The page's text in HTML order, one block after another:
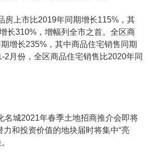
上市比2019年同期增长115%，其
长310%，增幅列全市之首。全区商
增长235%，其中商品住宅销售同期
2月份，全区商品住宅销售比2020年同
名城2021年春季土地招商推介会即将
和投资价值的地块届时将集中“亮